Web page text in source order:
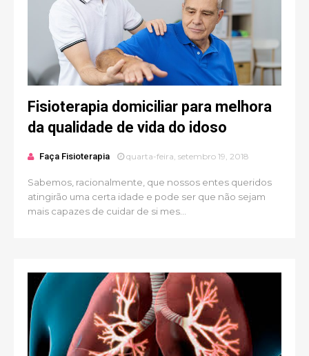
Fisioterapia domiciliar para melhora
da qualidade de vida do idoso
Faça Fisioterapia quarta-feira, setembro 19, 2018
Sabemos, racionalmente, que nossos entes queridos
atingirão uma certa idade e pode ser que não sejam
mais capazes de cuidar de si mes...